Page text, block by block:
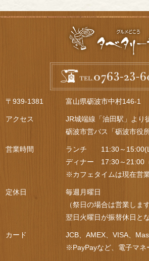
〒939-1381 富山県砺波市中村146-1
アクセス
JR城端線「油田駅」より
砺波市営バス「砺波市役
営業時間
ランチ 11:30～
ディナー 17:30～21:00
※カフェタイムは現在営
定休日
毎週月曜日
（祭日の場合は営業します
翌日火曜日が振替休日と
カード
JCB、AMEX、VISA、
※PayPayなど、電子マネ